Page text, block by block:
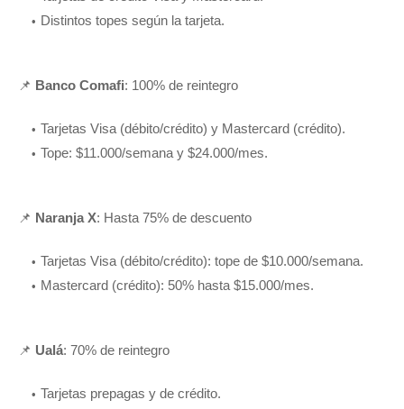
Distintos topes según la tarjeta.
📌 Banco Comafi: 100% de reintegro
Tarjetas Visa (débito/crédito) y Mastercard (crédito).
Tope: $11.000/semana y $24.000/mes.
📌 Naranja X: Hasta 75% de descuento
Tarjetas Visa (débito/crédito): tope de $10.000/semana.
Mastercard (crédito): 50% hasta $15.000/mes.
📌 Ualá: 70% de reintegro
Tarjetas prepagas y de crédito.